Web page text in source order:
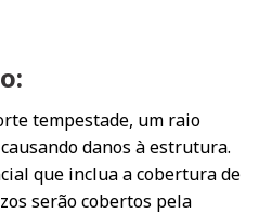
tempestade, um raio
danos à estrutura.
que inclua a cobertura de
serão cobertos pela